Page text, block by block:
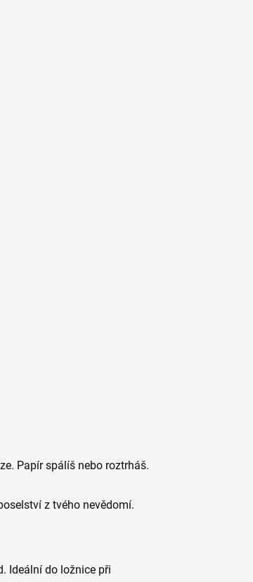
Papír spálíš nebo roztrháš.
z tvého nevědomí.
Ideální do ložnice při